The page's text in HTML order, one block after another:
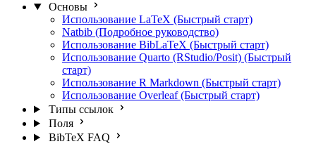
Основы
Использование LaTeX (Быстрый старт)
Natbib (Подробное руководство)
Использование BibLaTeX (Быстрый старт)
Использование Quarto (RStudio/Posit) (Быстрый
старт)
Использование R Markdown (Быстрый старт)
Использование Overleaf (Быстрый старт)
Типы ссылок
Поля
BibTeX FAQ